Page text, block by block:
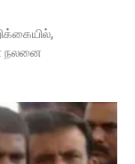
நலனை